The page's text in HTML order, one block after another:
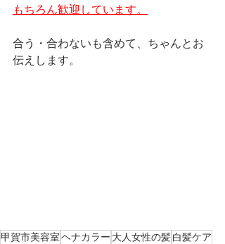
もちろん歓迎しています。
合う・合わないも含めて、ちゃんとお
伝えします。
甲賀市美容室ヘナカラー 大人女性の髪白髪ケア